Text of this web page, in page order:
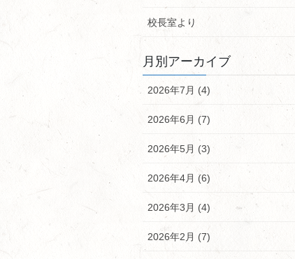
校長室より
月別アーカイブ
2026年7月 (4)
2026年6月 (7)
2026年5月 (3)
2026年4月 (6)
2026年3月 (4)
2026年2月 (7)